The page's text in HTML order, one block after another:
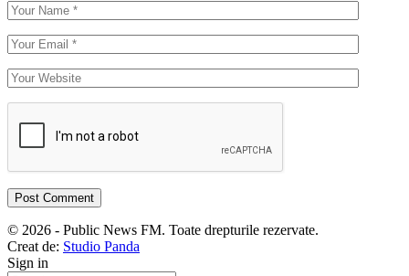
© 2026 - Public News FM. Toate drepturile rezervate.
Creat de: Studio Panda
Sign in